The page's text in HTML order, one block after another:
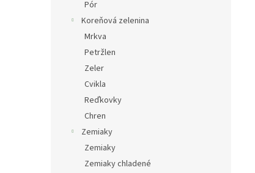
Pór
Koreňová zelenina
Mrkva
Petržlen
Zeler
Cvikla
Reďkovky
Chren
Zemiaky
Zemiaky
Zemiaky chladené